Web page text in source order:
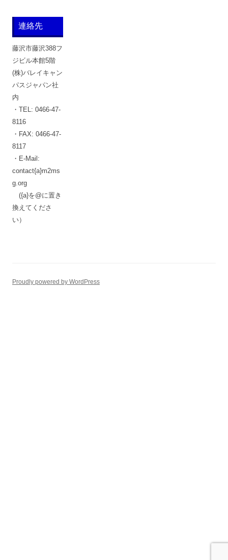
連絡先
藤沢市藤沢388フ
ジビル本館5階
(株)バレイキャン
パスジャパン社
内
・TEL: 0466-47-
8116
・FAX: 0466-47-
8117
・E-Mail:
contact{a}m2ms
g.org
({a}を@に置き
換えてくださ
い）
Proudly powered by WordPress